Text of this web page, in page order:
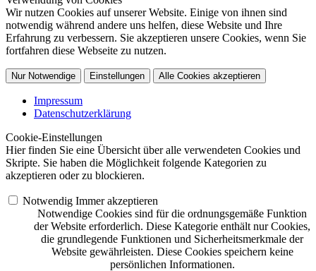
Wir nutzen Cookies auf unserer Website. Einige von ihnen sind
notwendig während andere uns helfen, diese Website und Ihre
Erfahrung zu verbessern. Sie akzeptieren unsere Cookies, wenn Sie
fortfahren diese Webseite zu nutzen.
Nur Notwendige Einstellungen Alle Cookies akzeptieren
Impressum
Datenschutzerklärung
Cookie-Einstellungen
Hier finden Sie eine Übersicht über alle verwendeten Cookies und
Skripte. Sie haben die Möglichkeit folgende Kategorien zu
akzeptieren oder zu blockieren.
Notwendig Immer akzeptieren
Notwendige Cookies sind für die ordnungsgemäße Funktion
der Website erforderlich. Diese Kategorie enthält nur Cookies,
die grundlegende Funktionen und Sicherheitsmerkmale der
Website gewährleisten. Diese Cookies speichern keine
persönlichen Informationen.